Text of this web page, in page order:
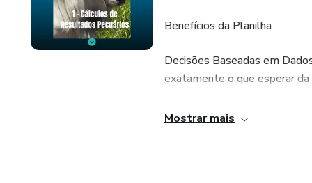
Benefícios da Planilha
Decisões Baseadas em
exatamente o que esperar da
Análise Rápida e Simples:
Mostrar mais